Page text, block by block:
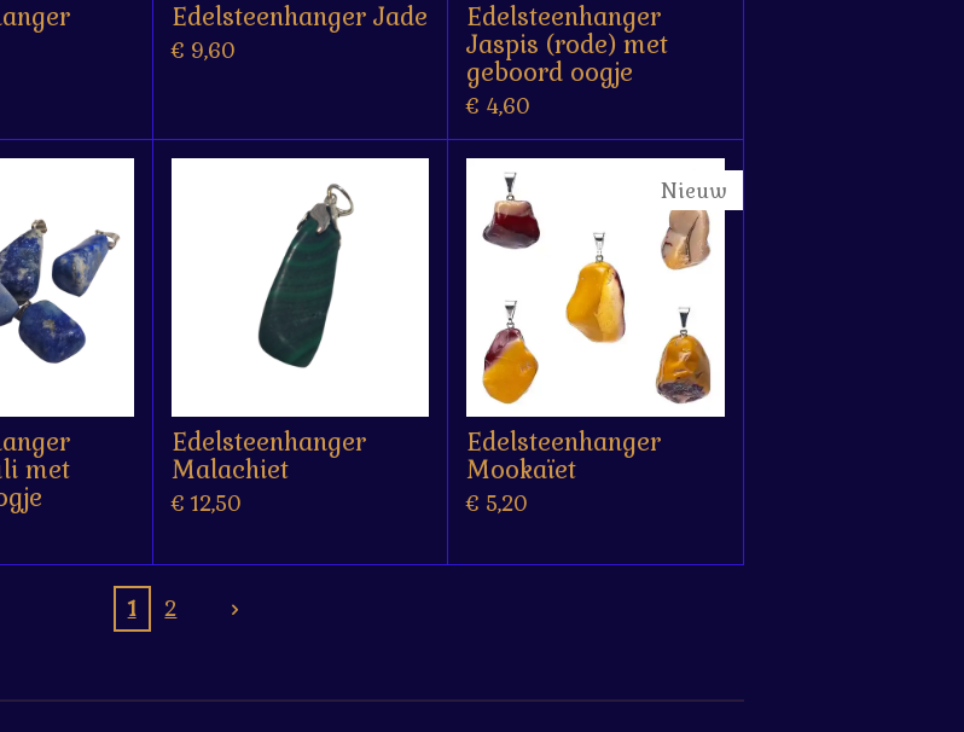
Edelsteenhanger Jade
€ 9,60
Edelsteenhanger
Jaspis (rode) met
geboord oogje
€ 4,60
met
Edelsteenhanger
Malachiet
€ 12,50
Nieuw
Edelsteenhanger
Mookaïet
€ 5,20
1 2